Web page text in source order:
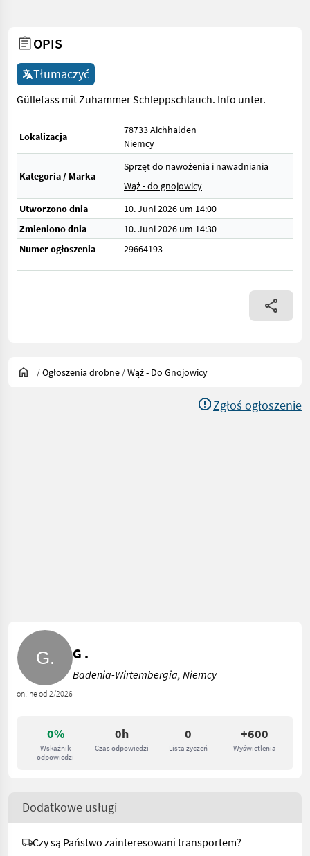
OPIS
Tłumaczyć
Güllefass mit Zuhammer Schleppschlauch. Info unter.
Lokalizacja
78733 Aichhalden
Niemcy
Kategoria / Marka
Sprzęt do nawożenia i nawadniania
Wąż - do gnojowicy
Utworzono dnia
10. Juni 2026 um 14:00
Zmieniono dnia
10. Juni 2026 um 14:30
Numer ogłoszenia
29664193
/Ogłoszenia drobne /Wąż - Do Gnojowicy
Zgłoś ogłoszenie
0%
Wskaźnik
odpowiedzi
0h
Czas odpowiedzi
0
Lista życzeń
+600
Wyświetlenia
online od 2/2026
G .
Badenia-Wirtembergia, Niemcy
Dodatkowe usługi
Czy są Państwo zainteresowani transportem?